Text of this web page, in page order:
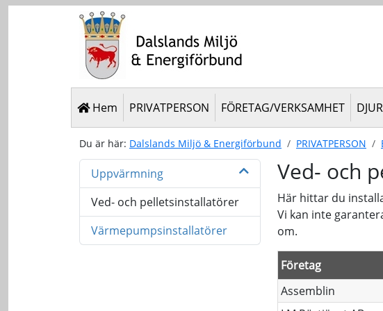
Hem PRIVATPERSON FÖRETAG/VERKSAMHET
Du är här: Dalslands Miljö & Energiförbund PRIVATPERSON
Uppvärmning
Ved- och pelletsinstallatörer
Värmepumpsinstallatörer
Ved- och
Här hittar du
Vi kan inte
om.
Företag
Assemblin